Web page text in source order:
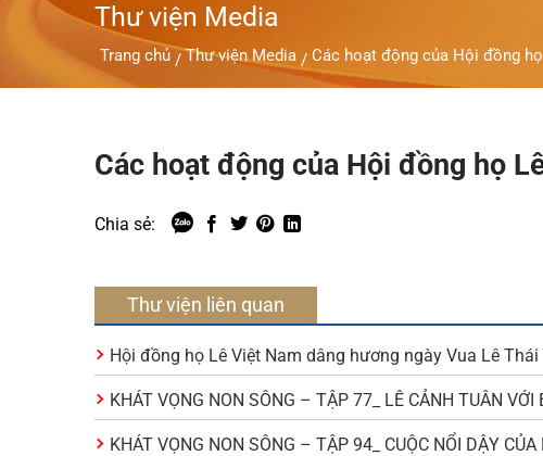
Thư viện Media
Trang chủ / Thư viện Media / Các hoạt động của Hội đồng
Các hoạt động của Hội đồng họ
Chia sẻ:
Thư viện liên quan
Hội đồng họ Lê Việt Nam dâng hương ngày Vua Lê
KHÁT VỌNG NON SÔNG – TẬP 77_ LÊ CẢNH TUÂN VỚI
KHÁT VỌNG NON SÔNG – TẬP 94_ CUỘC NỔI DẬY